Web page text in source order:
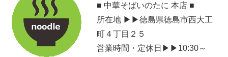
■ 中華そばいのたに 本店 ■
所在地 ▶▶徳島県徳島市西大工
町４丁目２５
営業時間・定休日▶▶10:30～